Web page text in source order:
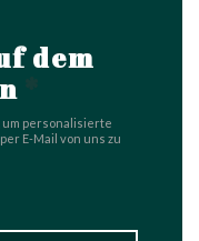
dem
personalisierte
E-Mail von uns zu